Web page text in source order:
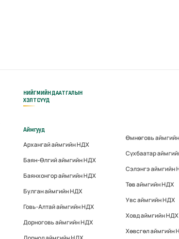
НИЙГМИЙН ДААТГАЛЫН
ХЭЛТСҮҮД
Аймгууд
Архангай аймгийн НДХ
Баян-Өлгий аймгийн НДХ
Баянхонгор аймгийн НДХ
Булган аймгийн НДХ
Говь-Алтай аймгийн НДХ
Дорноговь аймгийн НДХ
Өмнөговь
Сүхбаатар
Сэлэнгэ аймгийн
Төв аймгийн НДХ
Увс аймгийн НДХ
Ховд аймгийн НДХ
Хөвсгөл аймгийн